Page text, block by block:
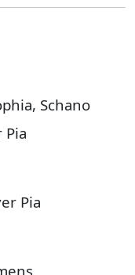
Schano
Pia
Pia